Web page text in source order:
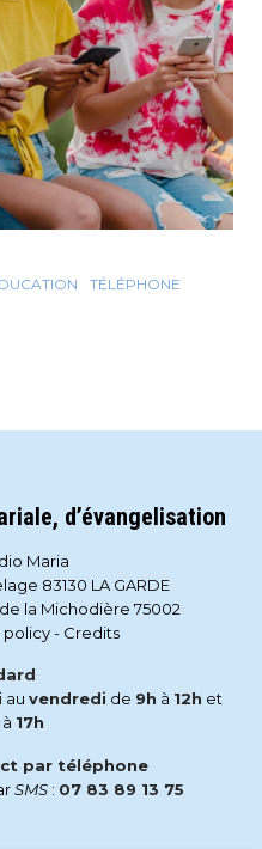
TÉLÉPHONE
d’évangelisation
Maria
83130 LA GARDE
la Michodière 75002
policy- Credits
au vendredi de 9h à 12h et
à 17h
par téléphone
SMS : 07 83 89 13 75